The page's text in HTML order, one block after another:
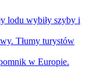
lodu wybiły szyby i
Tłumy turystów
w Europie.